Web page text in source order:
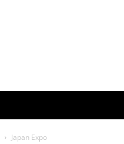
Japan Expo